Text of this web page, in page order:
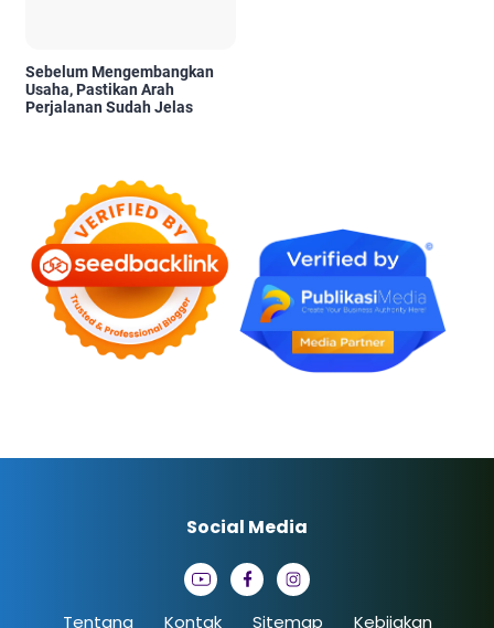
Sebelum Mengembangkan
Usaha, Pastikan Arah
Perjalanan Sudah Jelas
Tentang Kontak Sitemap Kebijakan
Social Media